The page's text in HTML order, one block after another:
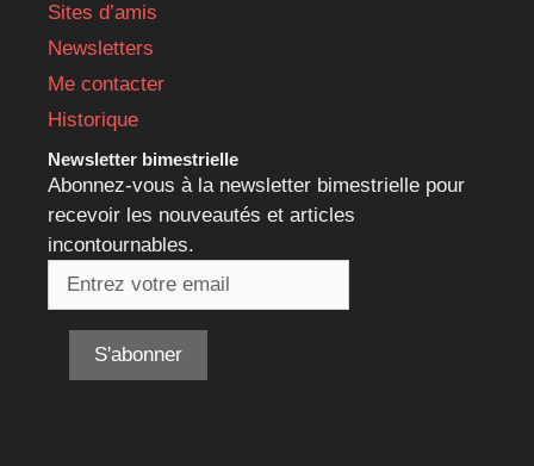
Sites d’amis
Newsletters
Me contacter
Historique
Newsletter bimestrielle
Abonnez-vous à la newsletter bimestrielle pour
recevoir les nouveautés et articles
incontournables.